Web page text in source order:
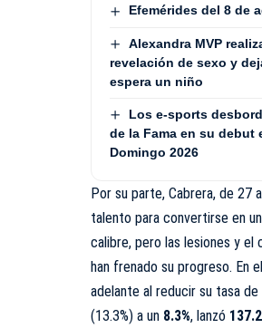
Efemérides del 8 de
Alexandra MVP
revelación de sexo y
espera un niño
Los e-sports
de la Fama en su debut
Domingo 2026
Por su parte, Cabrera, de 27
talento para convertirse en
calibre, pero las lesiones y
han frenado su progreso. En
adelante al reducir su tasa
(13.3%) a un 8.3%, lanzó